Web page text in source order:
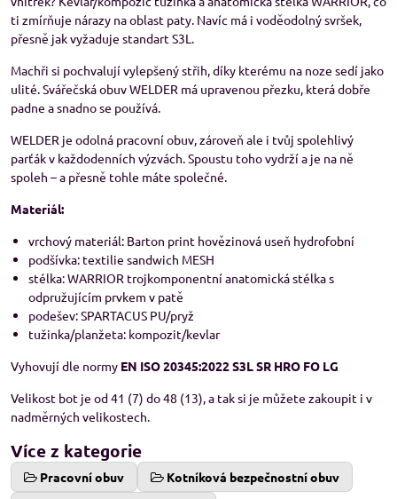
ti zmírňuje nárazy na oblast paty. Navíc má i voděodolný svršek,
přesně jak vyžaduje standart S3L.
Machři si pochvalují vylepšený střih, díky kterému na noze sedí jako
ulité. Svářečská obuv WELDER má upravenou přezku, která dobře
padne a snadno se používá.
WELDER je odolná pracovní obuv, zároveň ale i tvůj spolehlivý
parťák v každodenních výzvách. Spoustu toho vydrží a je na ně
spoleh – a přesně tohle máte společné.
Materiál:
vrchový materiál: Barton print hovězinová useň hydrofobní
podšívka: textilie sandwich MESH
stélka: WARRIOR trojkomponentní anatomická stélka s
odpružujícím prvkem v patě
podešev: SPARTACUS PU/pryž
tužinka/planžeta: kompozit/kevlar
Vyhovují dle normy EN ISO 20345:2022 S3L SR HRO FO LG
Velikost bot je od 41 (7) do 48 (13), a tak si je můžete zakoupit i v
nadměrných velikostech.
Více z kategorie
Pracovní obuv
Kotníková bezpečnostní obuv